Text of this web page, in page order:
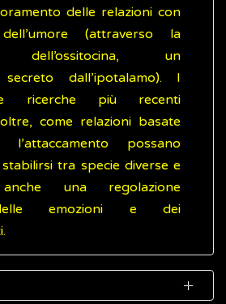
delle relazioni con
(attraverso la
dell’ossitocina, un
secreto dall’ipotalamo). I
ricerche più recenti
come relazioni basate
possano
tra specie diverse e
una regolazione
emozioni e dei